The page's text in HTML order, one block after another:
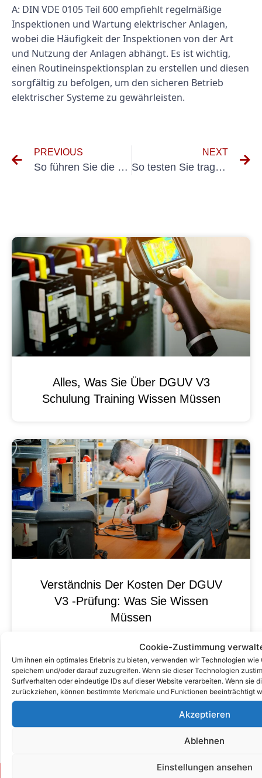
Cookie-Zustimmung
Um ihnen ein optimales Erlebnis zu bieten, verwenden wir Technologien
speichern und/oder darauf zuzugreifen. Wenn sie dieser Technologien
Surfverhalten oder eindeutige IDs auf dieser Website verarbeiten. Wenn sie
zurückziehen, können bestimmte Merkmale und Funktionen beeinträchtigt
Akzeptieren
Ablehnen
Einstellungen ansehen
A: DIN VDE 0105 Teil 600 empfiehlt regelmäßige
Inspektionen und Wartung elektrischer Anlagen,
wobei die Häufigkeit der Inspektionen von der Art
und Nutzung der Anlagen abhängt. Es ist wichtig,
einen Routineinspektionsplan zu erstellen und diesen
sorgfältig zu befolgen, um den sicheren Betrieb
elektrischer Systeme zu gewährleisten.
PREVIOUS
So führen Sie die Geräteprüfung nach DGUV Vorschrift 3 durch: Eine Schritt-für-Schritt-Anleitung
NEXT
So testen Sie tragbare Elektrogeräte richtig: Ein Leitfaden für Elektriker
Alles, Was Sie Über DGUV V3
Schulung Training Wissen Müssen
Verständnis Der Kosten Der DGUV
V3 -Prüfung: Was Sie Wissen
Müssen